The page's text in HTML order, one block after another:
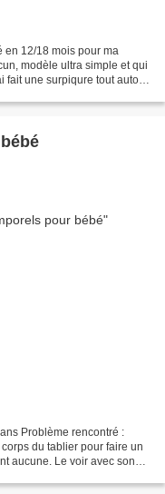
en 12/18 mois pour ma
modèle ultra simple et qui
une surpiqure tout autour
Problème rencontré :
du tablier pour faire un
aucune. Le voir avec son